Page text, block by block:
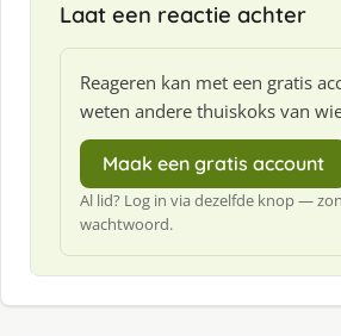
Laat een reactie achter
Reageren kan met een gratis
weten andere thuiskoks van
Maak een gratis account
Al lid? Log in via dezelfde knop —
wachtwoord.